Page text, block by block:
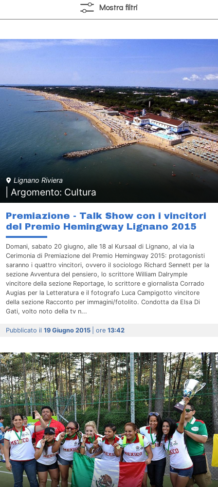
Mostra filtri
Lignano Riviera
| Argomento: Cultura
Premiazione - Talk Show con i vincitori
del Premio Hemingway Lignano 2015
Domani, sabato 20 giugno, alle 18 al Kursaal di Lignano, al via la
Cerimonia di Premiazione del Premio Hemingway 2015: protagonisti
saranno i quattro vincitori, ovvero il sociologo Richard Sennett per la
sezione Avventura del pensiero, lo scrittore William Dalrymple
vincitore della sezione Reportage, lo scrittore e giornalista Corrado
Augias per la Letteratura e il fotografo Luca Campigotto vincitore
della sezione Racconto per immagini/fotolito. Condotta da Elsa Di
Gati, volto noto della tv n...
Pubblicato il 19 Giugno 2015 | ore 13:42